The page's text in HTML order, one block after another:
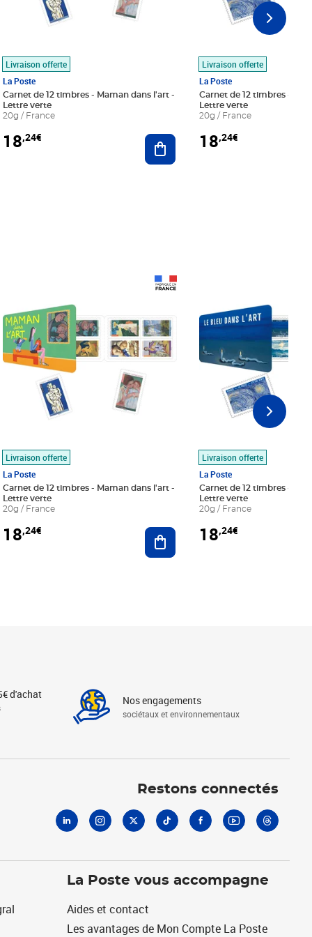
au panier
Livraison offerte
La Poste
Carnet de 12 timbres - Maman dans l'art -
Lettre verte
20g / France
18,24€ Ajouter au panier
Livraison offerte
La Poste
Carnet de 12 timbres - Le
Lettre verte
20g / France
18,24€
au panier
Livraison offerte
La Poste
Carnet de 12 timbres - Maman dans l'art -
Lettre verte
20g / France
18,24€ Ajouter au panier
Livraison offerte
La Poste
Carnet de 12 timbres - Le
Lettre verte
20g / France
18,24€
d'achat Nos engagements
sociétaux et environnementaux
Restons connectés
La Poste vous accompagne
Aides et contact
Les avantages de Mon Compte La Poste